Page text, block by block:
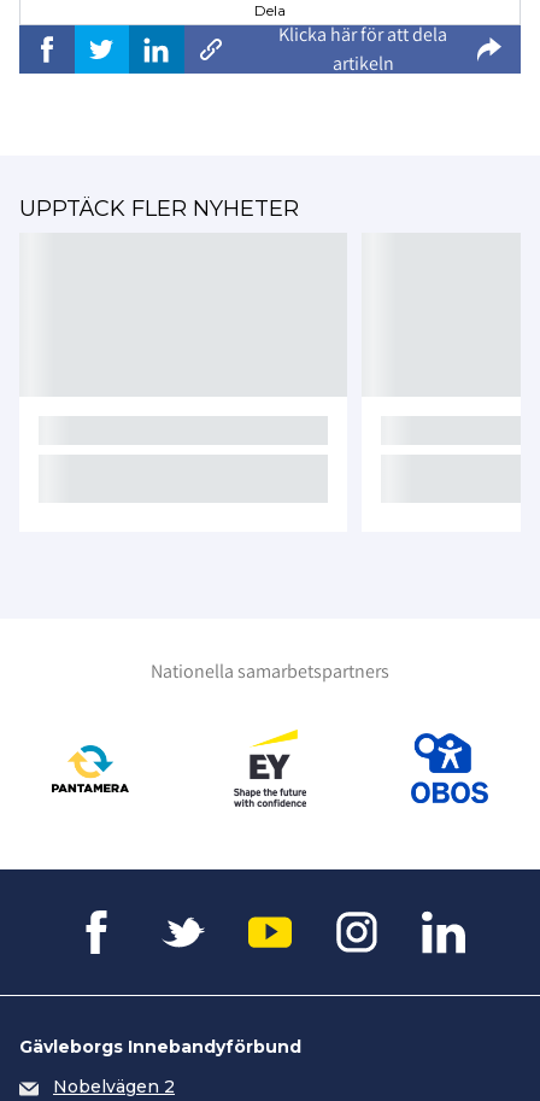
Dela
Klicka här för att dela
artikeln
UPPTÄCK FLER NYHETER
Nationella samarbetspartners
Gävleborgs Innebandyförbund
Nobelvägen 2